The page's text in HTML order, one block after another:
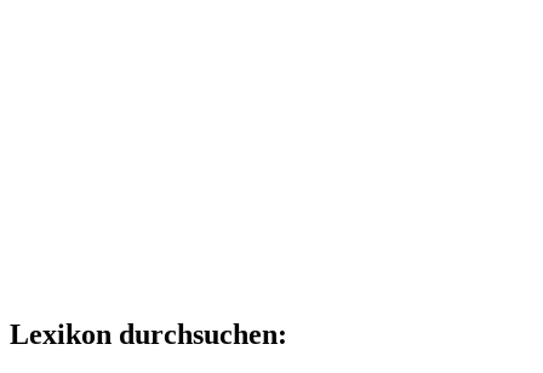
Lexikon durchsuchen: